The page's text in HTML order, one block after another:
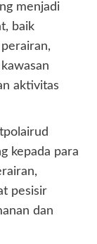
menjadi
baik
aktivitas
kepada para
pesisir
dan